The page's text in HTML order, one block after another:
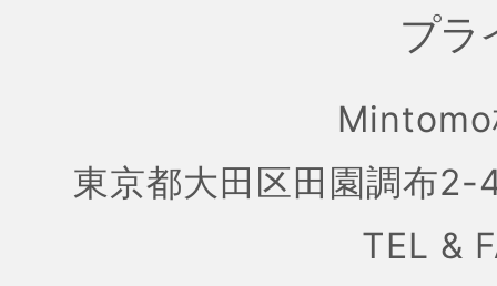
プラ
東京都大田区田園調布
TEL &